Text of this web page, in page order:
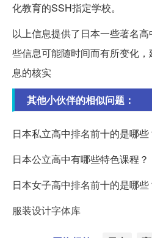
化教育的SSH指定学校。
以上信息提供了日本一些著名
些信息可能随时间而有所变化
息的核实
其他小伙伴的相似问题：
日本私立高中排名前十的是哪些
日本公立高中有哪些特色课程？
日本女子高中排名前十的是哪些
服装设计字体库